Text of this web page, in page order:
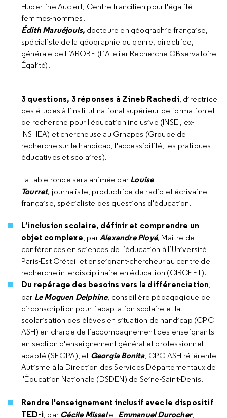
Hubertine Auclert, Centre francilien pour l'égalité
femmes-hommes.
Édith Maruéjouls, docteure en géographie française,
spécialiste de la géographie du genre, directrice,
générale de L’AROBE (L’Atelier Recherche OBservatoire
Égalité).
3 questions, 3 réponses à Zineb Rachedi, directrice
des études à l’Institut national supérieur de formation et
de recherche pour l'éducation inclusive (INSEI, ex-
INSHEA) et chercheuse au Grhapes (Groupe de
recherche sur le handicap, l'accessibilité, les pratiques
éducatives et scolaires).
La table ronde sera animée par Louise
Tourret, journaliste, productrice de radio et écrivaine
française, spécialiste des questions d'éducation.
L’inclusion scolaire, définir et comprendre un
objet complexe, parAlexandre Ployé, Maitre de
conférences en sciences de l’éducation à l’Université
Paris-Est Créteil et enseignant-chercheur au centre de
recherche interdisciplinaire en éducation (CIRCEFT).
Du repérage des besoins vers la différenciation,
par Le Moguen Delphine, conseillère pédagogique de
circonscription pour l’adaptation scolaire et la
scolarisation des élèves en situation de handicap (CPC
ASH) en charge de l’accompagnement des enseignants
en section d'enseignement général et professionnel
adapté (SEGPA), et Georgia Bonita, CPC ASH référente
Autisme à la Direction des Services Départementaux de
l'Éducation Nationale (DSDEN) de Seine-Saint-Denis.
Rendre l'enseignement inclusif avec le dispositif
TED-i, par Cécile Misselet Emmanuel Durocher,